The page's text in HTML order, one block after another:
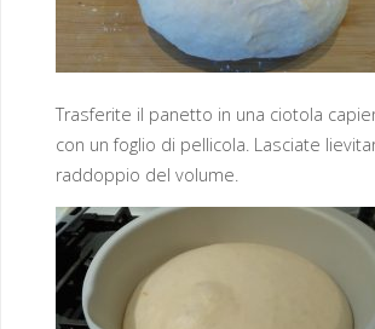
Trasferite il panetto in una ciotola
con un foglio di pellicola. Lasciate
raddoppio del volume.